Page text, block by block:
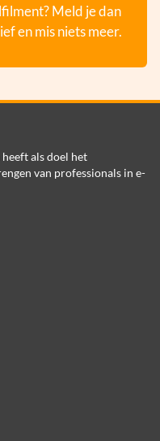
Meld je dan
en mis niets meer.
als doel het
van professionals in e-